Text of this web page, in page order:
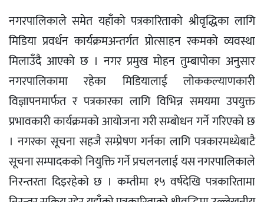
नगरपालिकाले समेत यहाँको पत्रकारिताको श्रीवृद्धिका लागि
मिडिया प्रवर्धन कार्यक्रमअन्तर्गत प्रोत्साहन रकमको व्यवस्था
मिलाउँदै आएको छ । नगर प्रमुख मोहन तुम्बापोका अनुसार
नगरपालिकामा रहेका मिडियालाई लोककल्याणकारी
विज्ञापनमार्फत र पत्रकारका लागि विभिन्न समयमा उपयुक्त
प्रभावकारी कार्यक्रमको आयोजना गरी सम्बोधन गर्ने गरिएको छ
। नगरका सूचना सहजै सम्प्रेषण गर्नका लागि पत्रकारमध्येबाटै
सूचना सम्पादकको नियुक्ति गर्ने प्रचलनलाई यस नगरपालिकाले
निरन्तरता दिइरहेको छ । कम्तीमा १५ वर्षदेखि पत्रकारितामा